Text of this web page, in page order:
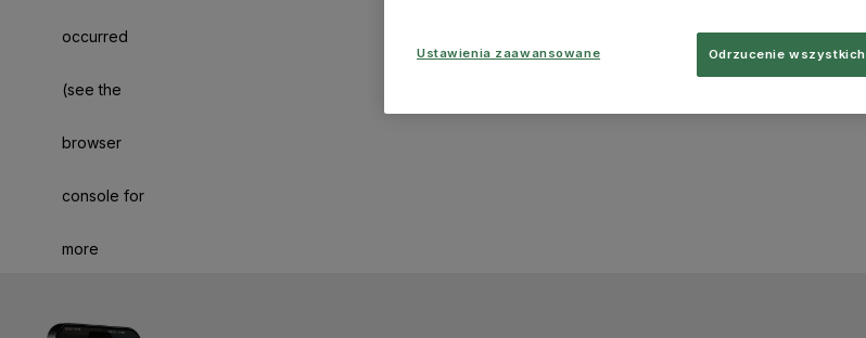
occurred
(see the
browser
console for
more
Ustawienia zaawansowane Odrzucenie wszystkich